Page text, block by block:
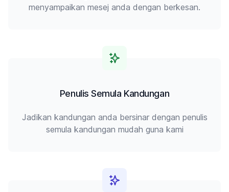
menyampaikan mesej anda dengan berkesan.
Penulis Semula Kandungan
Jadikan kandungan anda bersinar dengan penulis
semula kandungan mudah guna kami